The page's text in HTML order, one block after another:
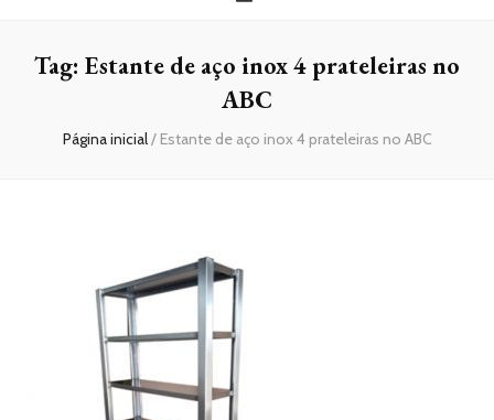
Tag: Estante de aço inox 4 prateleiras no
ABC
Página inicial/ Estante de aço inox 4 prateleiras no ABC